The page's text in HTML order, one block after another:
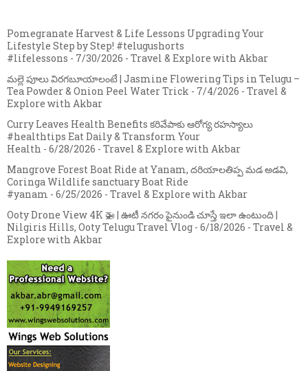
Pomegranate Harvest & Life Lessons Upgrading Your
Lifestyle Step by Step! #telugushorts
#lifelessons - 7/30/2026 - Travel & Explore with Akbar
మల్లె పూలు విరగబూయాలంటే | Jasmine Flowering Tips in Telugu –
Tea Powder & Onion Peel Water Trick - 7/4/2026 - Travel &
Explore with Akbar
Curry Leaves Health Benefits కరివేపాకు ఆరోగ్య రహస్యాలు
#healthtips Eat Daily & Transform Your
Health - 6/28/2026 - Travel & Explore with Akbar
Mangrove Forest Boat Ride at Yanam, దరియాలతిప్ప మడ అడవి,
Coringa Wildlife sanctuary Boat Ride
#yanam - 6/25/2026 - Travel & Explore with Akbar
Ooty Drone View 4K 🚁 | ఊటీ నగరం పైనుండి చూస్తే ఇలా ఉంటుంది |
Nilgiris Hills, Ooty Telugu Travel Vlog - 6/18/2026 - Travel &
Explore with Akbar